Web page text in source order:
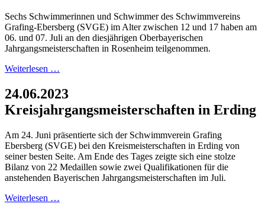
Sechs Schwimmerinnen und Schwimmer des Schwimmvereins
Grafing-Ebersberg (SVGE) im Alter zwischen 12 und 17 haben am
06. und 07. Juli an den diesjährigen Oberbayerischen
Jahrgangsmeisterschaften in Rosenheim teilgenommen.
Weiterlesen …
24.06.2023
Kreisjahrgangsmeisterschaften in Erding
Am 24. Juni präsentierte sich der Schwimmverein Grafing
Ebersberg (SVGE) bei den Kreismeisterschaften in Erding von
seiner besten Seite. Am Ende des Tages zeigte sich eine stolze
Bilanz von 22 Medaillen sowie zwei Qualifikationen für die
anstehenden Bayerischen Jahrgangsmeisterschaften im Juli.
Weiterlesen …